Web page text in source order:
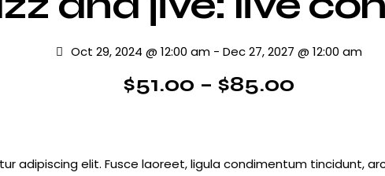
Oct 29, 2024 @ 12:00 am- Dec 27, 2027 @ 12:00 am
$51.00 – $85.00
adipiscing elit. Fusce laoreet, ligula condimentum tincidunt,